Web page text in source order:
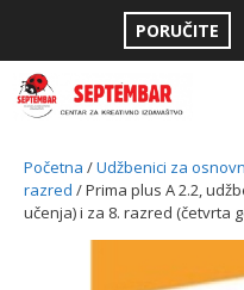
content
PORUČITE
Početna /Udžbenici za
razred / Prima plus A 2.2,
učenja) i za 8. razred (četvrta